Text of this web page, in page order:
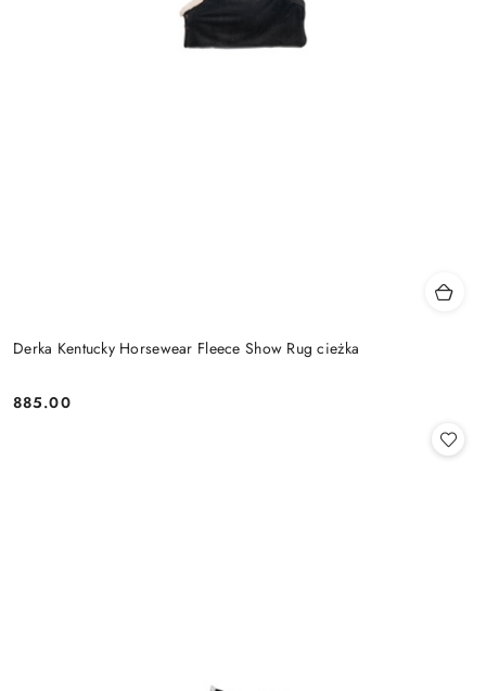
Derka Kentucky Horsewear Fleece Show Rug cieżka
Cena:
885.00